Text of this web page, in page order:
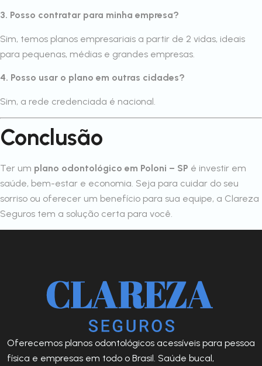
3. Posso contratar para minha empresa?
Sim, temos planos empresariais a partir de 2 vidas, ideais
para pequenas, médias e grandes empresas.
4. Posso usar o plano em outras cidades?
Sim, a rede credenciada é nacional.
Conclusão
Ter um plano odontológico em Poloni – SP é investir em
saúde, bem-estar e economia. Seja para cuidar do seu
sorriso ou oferecer um benefício para sua equipe, a Clareza
Seguros tem a solução certa para você.
Oferecemos planos odontológicos acessíveis para pessoa
física e empresas em todo o Brasil. Saúde bucal,